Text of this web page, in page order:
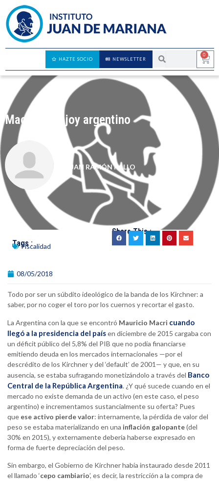
0
NEWSLETTER
HAZTE SOCIO
Macri: el Rajoy argentino
JUAN RAMÓN RALLO
Tags :Fiscalidad
Share This :
08/05/2018
Todo por ser un súbdito ideológico de la banda de los Kirchner: a
saber, por no coger el toro por los cuernos y recortar el gasto.
La Argentina con la que se encontró Mauricio Macri cuando
llegó a la presidencia del paísen diciembre de 2015 cargaba con
un déficit público del 5,8% del PIB que no podía financiarse
emitiendo deuda en los mercados internacionales —por el
descrédito de los Kirchner y del ‘default’ de 2001— y que, en su
ausencia, se estaba sufragando monetizándolo a través del Banco
Central de la República Argentina. ¿Y qué sucede cuando en el
mercado no existe demanda de un activo (en este caso, el peso
argentino) e incrementamos sustancialmente su oferta? Pues
que ese activo pierde valor: internamente, la pérdida de valor del
peso se estaba materializando en una inflación galopante(del
30% en 2015), y externamente debería haberse expresado en
forma de fuerte depreciación del peso.
Sin embargo, el Gobierno de Kirchner había instaurado desde 2011
el llamado ‘cepo cambiario’, es decir, la restricción a la compra de